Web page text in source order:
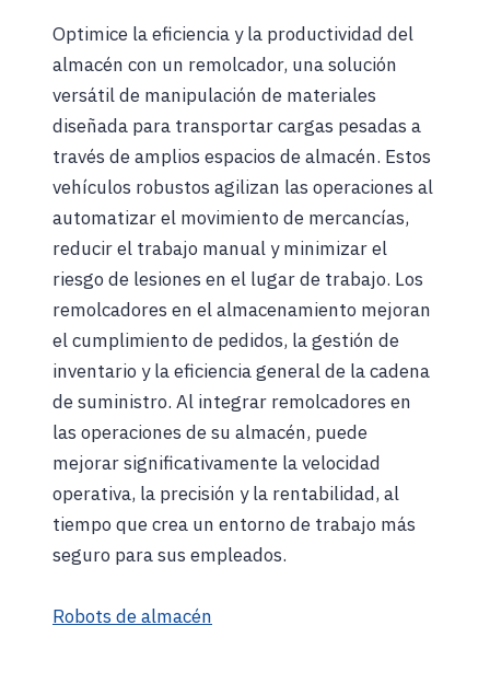
Optimice la eficiencia y la productividad del
almacén con un remolcador, una solución
versátil de manipulación de materiales
diseñada para transportar cargas pesadas a
través de amplios espacios de almacén. Estos
vehículos robustos agilizan las operaciones al
automatizar el movimiento de mercancías,
reducir el trabajo manual y minimizar el
riesgo de lesiones en el lugar de trabajo. Los
remolcadores en el almacenamiento mejoran
el cumplimiento de pedidos, la gestión de
inventario y la eficiencia general de la cadena
de suministro. Al integrar remolcadores en
las operaciones de su almacén, puede
mejorar significativamente la velocidad
operativa, la precisión y la rentabilidad, al
tiempo que crea un entorno de trabajo más
seguro para sus empleados.
Robots de almacén